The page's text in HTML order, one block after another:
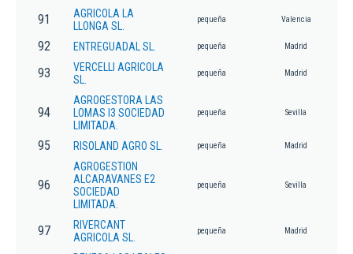
91
AGRICOLA LA
LLONGA SL.
pequeña Valencia
92 ENTREGUADAL SL. pequeña Madrid
93
VERCELLI AGRICOLA
SL.
pequeña Madrid
94
AGROGESTORA LAS
LOMAS I3 SOCIEDAD
LIMITADA.
pequeña Sevilla
95 RISOLAND AGRO SL. pequeña Madrid
96
AGROGESTION
ALCARAVANES E2
SOCIEDAD
LIMITADA.
pequeña Sevilla
97
RIVERCANT
AGRICOLA SL.
pequeña Madrid